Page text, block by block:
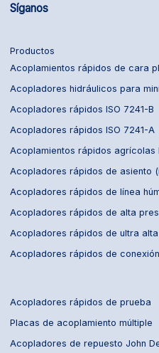
Síganos
Productos
Acoplamientos rápidos de cara
Acopladores hidráulicos para
Acopladores rápidos ISO 7241-B
Acopladores rápidos ISO 7241-A
Acoplamientos rápidos agrícolas
Acopladores rápidos de asiento
Acopladores rápidos de línea
Acopladores rápidos de alta
Acopladores rápidos de ultra
Acopladores rápidos de
Acopladores rápidos de prueba
Placas de acoplamiento múltiple
Acopladores de repuesto John